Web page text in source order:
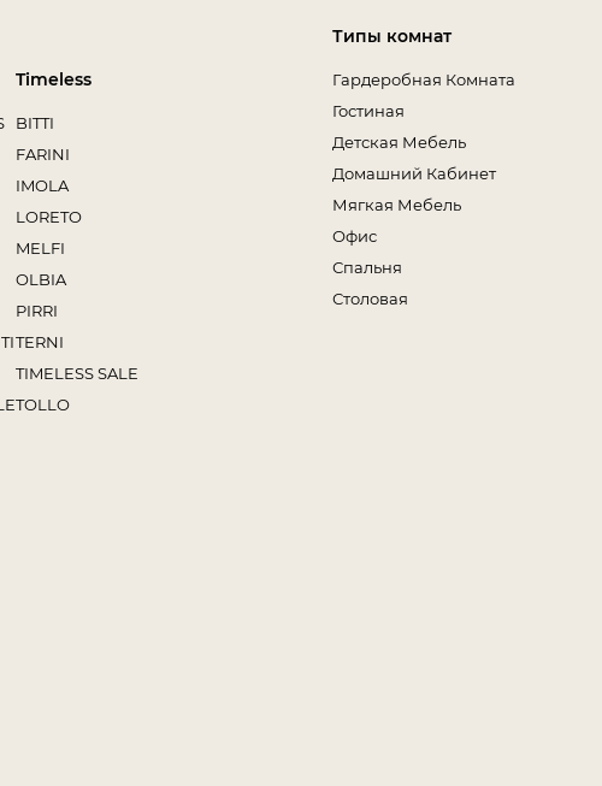
Timeless
BITTI
FARINI
IMOLA
LORETO
MELFI
OLBIA
PIRRI
TERNI
TIMELESS SALE
TOLLO
Типы комнат
Гардеробная Комната
Гостиная
Детская Мебель
Домашний Кабинет
Мягкая Мебель
Офис
Спальня
Столовая